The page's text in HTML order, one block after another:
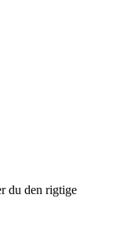
du den rigtige